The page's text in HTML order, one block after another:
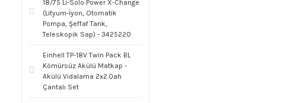
18/75 Li-Solo Power X-Change
(Lityum-İyon, Otomatik
Pompa, Şeffaf Tank,
Teleskopik Sap) - 3425220
Einhell TP-18V Twin Pack BL
Kömürsüz Akülü Matkap -
Akülü Vidalama 2x2.0ah
Çantalı Set